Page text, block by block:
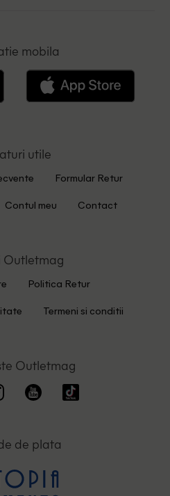
mobila
utile
Formular Retur
Contul meu Contact
Outletmag
Politica Retur
Termeni si conditii
Outletmag
de plata